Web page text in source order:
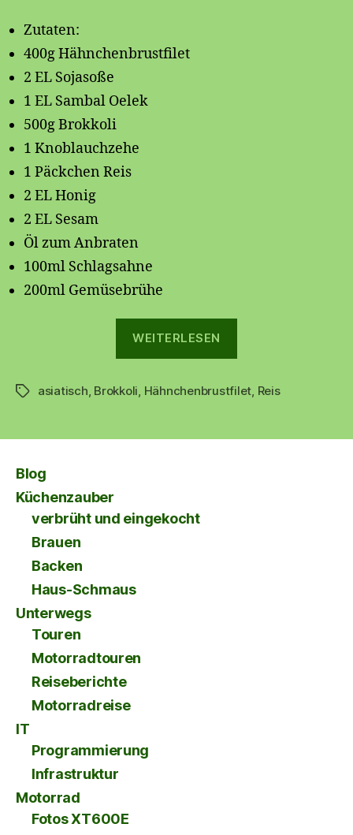
Zutaten:
400g Hähnchenbrustfilet
2 EL Sojasoße
1 EL Sambal Oelek
500g Brokkoli
1 Knoblauchzehe
1 Päckchen Reis
2 EL Honig
2 EL Sesam
Öl zum Anbraten
100ml Schlagsahne
200ml Gemüsebrühe
WEITERLESEN
Brokkoli“
Schlagwörter
asiatisch Brokkoli Hähnchenbrustfilet Reis
Blog
Küchenzauber
verbrüht und eingekocht
Brauen
Backen
Haus-Schmaus
Unterwegs
Touren
Motorradtouren
Reiseberichte
Motorradreise
IT
Programmierung
Infrastruktur
Motorrad
Fotos XT600E